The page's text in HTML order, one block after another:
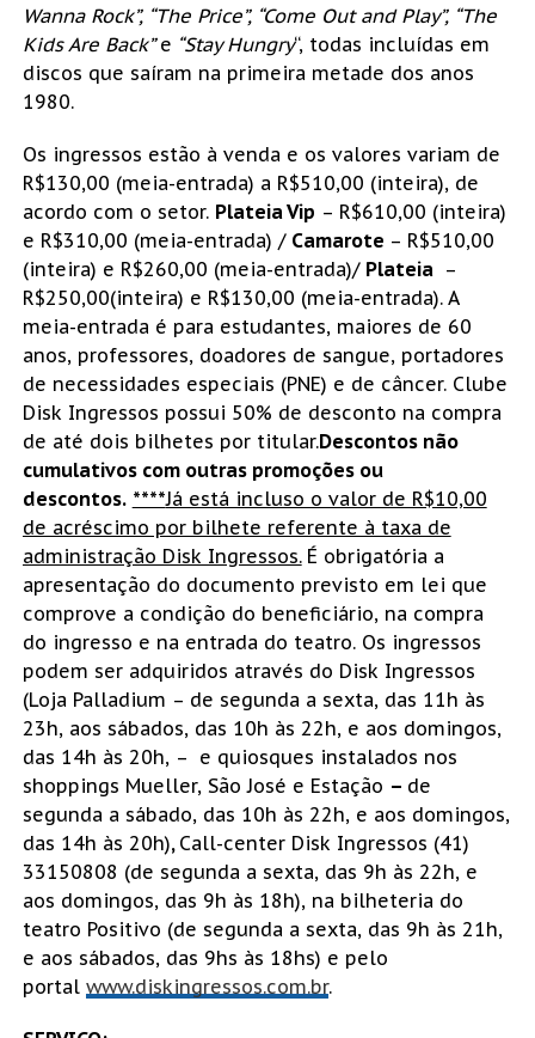
Wanna Rock”, “The Price”, “Come Out and Play”, “The
Kids Are Back”e “Stay Hungry“, todas incluídas em
discos que saíram na primeira metade dos anos
1980.
Os ingressos estão à venda e os valores variam de
R$130,00 (meia-entrada) a R$510,00 (inteira), de
acordo com o setor. Plateia Vip – R$610,00 (inteira)
e R$310,00 (meia-entrada) / Camarote – R$510,00
(inteira) e R$260,00 (meia-entrada)/ Plateia –
R$250,00(inteira) e R$130,00 (meia-entrada). A
meia-entrada é para estudantes, maiores de 60
anos, professores, doadores de sangue, portadores
de necessidades especiais (PNE) e de câncer. Clube
Disk Ingressos possui 50% de desconto na compra
de até dois bilhetes por titular.Descontos não
cumulativos com outras promoções ou
descontos. ****Já está incluso o valor de R$10,00
de acréscimo por bilhete referente à taxa de
administração Disk Ingressos. É obrigatória a
apresentação do documento previsto em lei que
comprove a condição do beneficiário, na compra
do ingresso e na entrada do teatro. Os ingressos
podem ser adquiridos através do Disk Ingressos
(Loja Palladium – de segunda a sexta, das 11h às
23h, aos sábados, das 10h às 22h, e aos domingos,
das 14h às 20h, – e quiosques instalados nos
shoppings Mueller, São José e Estação – de
segunda a sábado, das 10h às 22h, e aos domingos,
das 14h às 20h), Call-center Disk Ingressos (41)
33150808 (de segunda a sexta, das 9h às 22h, e
aos domingos, das 9h às 18h), na bilheteria do
teatro Positivo (de segunda a sexta, das 9h às 21h,
e aos sábados, das 9hs às 18hs) e pelo
portal www.diskingressos.com.br.